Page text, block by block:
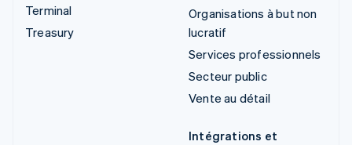
Terminal
Treasury
Organisations à but non
lucratif
Services professionnels
Secteur public
Vente au détail
Intégrations et